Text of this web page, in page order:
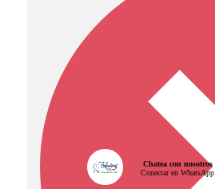
Chatea con nosotros
Conectar en WhatsApp